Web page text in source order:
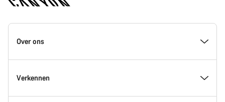
Canyon
Homepage
Over ons
Inside Canyon
Verkennen